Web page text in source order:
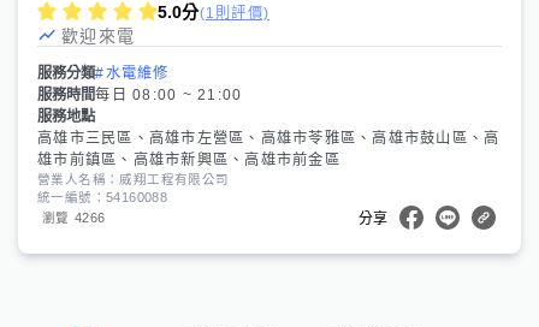
5.0分(1則評價)
歡迎來電
服務分類#水電維修
服務時間每日 08:00 ~ 21:00
服務地點
高雄市三民區、高雄市左營區、高雄市苓雅區、高雄市鼓山區、高
雄市前鎮區、高雄市新興區、高雄市前金區
營業人名稱：威翔工程有限公司
統一編號：54160088
瀏覽 4266 分享